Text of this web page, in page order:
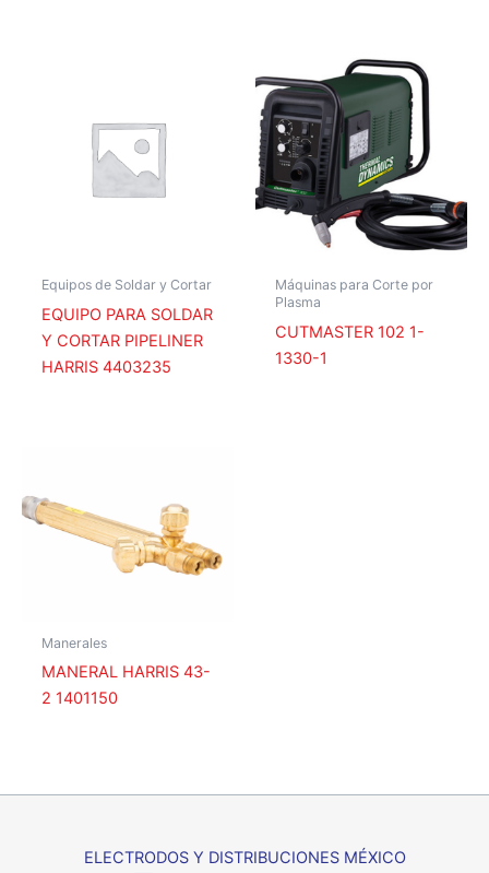
Equipos de Soldar y Cortar
EQUIPO PARA SOLDAR
Y CORTAR PIPELINER
HARRIS 4403235
Máquinas para Corte por
Plasma
CUTMASTER 102 1-
1330-1
Manerales
MANERAL HARRIS 43-
2 1401150
ELECTRODOS Y DISTRIBUCIONES MÉXICO